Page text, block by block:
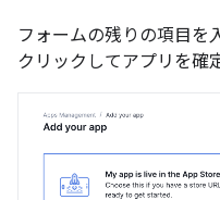
フォームの残りの項目を
クリックしてアプリを確